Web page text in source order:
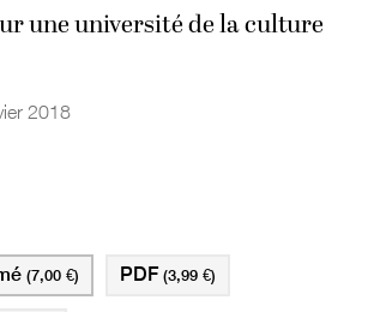
une université de la culture
2018
(7,00 €) PDF (3,99 €)